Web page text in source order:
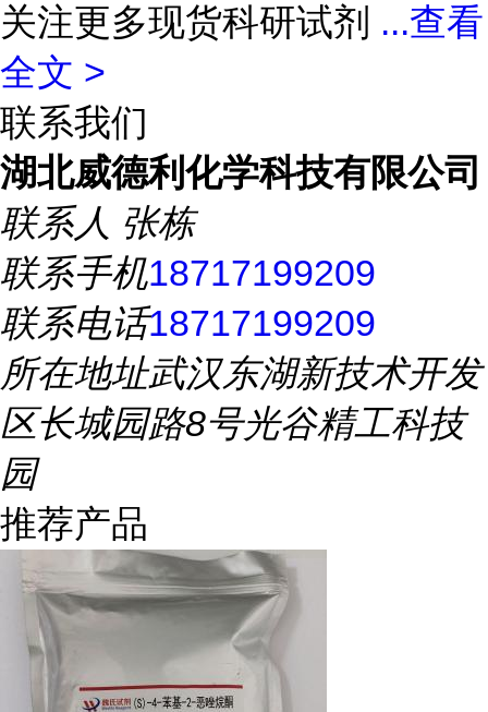
关注更多现货科研试剂 ...查看
全文 >
联系我们
湖北威德利化学科技有限公司
联系人 张栋
联系手机18717199209
联系电话18717199209
所在地址武汉东湖新技术开发
区长城园路8号光谷精工科技
园
推荐产品